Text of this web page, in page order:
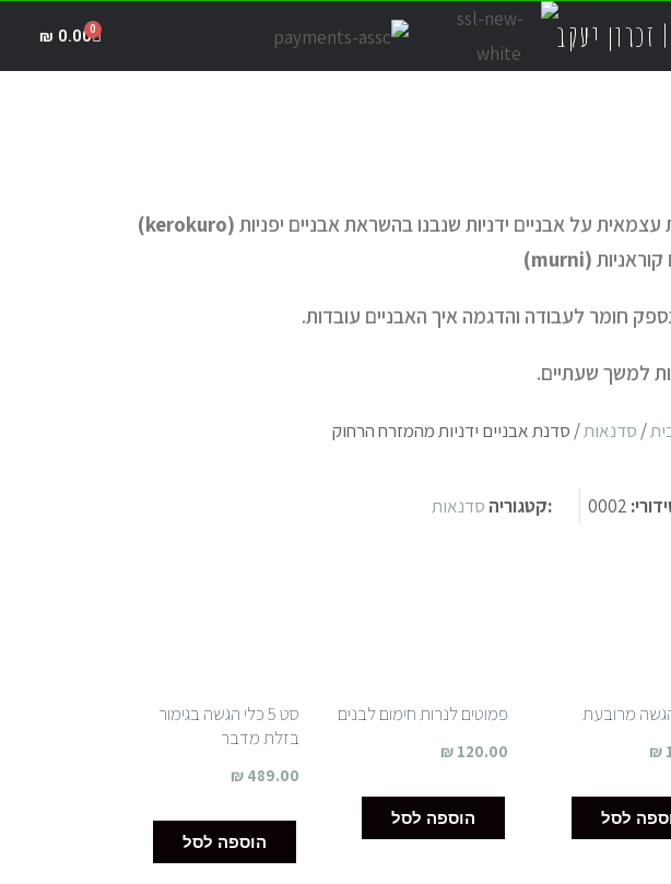
יעקב ₪ 0.00
עצמאית על אבניים ידניות שנבנו בהשראת אבניים יפניות (
kerokuro)
קוראניות (murni)
חומר לעבודה והדגמה איך האבניים עובדות.
למשך שעתיים.
/ סדנאות/ סדנת אבניים ידניות מהמזרח הרחוק
0002 :קטגוריה סדנאות
מרובעת
₪
לסל
פמוטים לנרות חימום לבנים
₪ 120.00
הוספה לסל
סט 5 כלי הגשה בגימור
בזלת מדבר
₪489.00
הוספה לסל